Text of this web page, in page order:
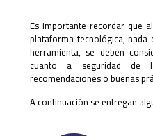
Es importante recordar que
plataforma tecnológica,
herramienta, se deben
cuanto a seguridad de
recomendaciones o buenas
A continuación se entregan